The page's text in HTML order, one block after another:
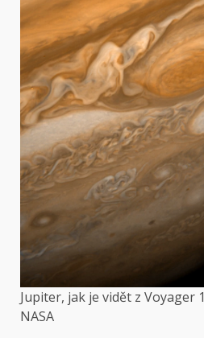
Jupiter, jak je vidět z Voyager 1
NASA